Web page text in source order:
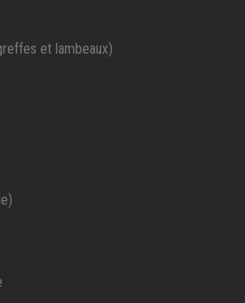
et lambeaux)